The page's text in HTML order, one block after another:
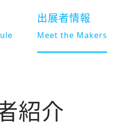
出展者情報
Meet the Makers
紹介